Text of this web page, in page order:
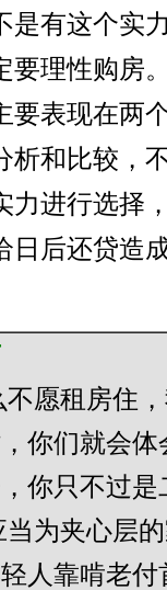
是有这个实
要理性购房
表现在两个
析和比较，
力进行选择
日后还贷造
租房住，
你们就会
你只不过是
夹心层的
人靠啃老